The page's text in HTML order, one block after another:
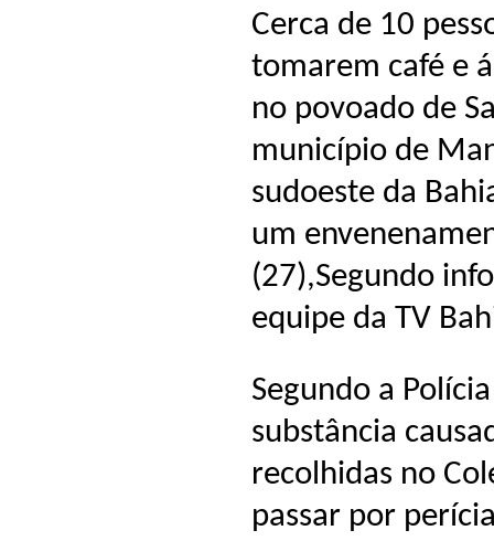
Cerca de 10
tomarem café e
no povoado de
município de
sudoeste da
um
(27),Segundo
equipe da TV
Segundo a
substância
recolhidas no
passar por